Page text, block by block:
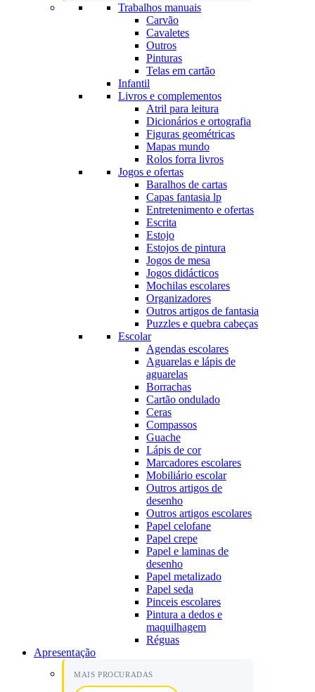
Trabalhos manuais
Carvão
Cavaletes
Outros
Pinturas
Telas em cartão
Infantil
Livros e complementos
Atril para leitura
Dicionários e ortografia
Figuras geométricas
Mapas mundo
Rolos forra livros
Jogos e ofertas
Baralhos de cartas
Capas fantasia lp
Entretenimento e ofertas
Escrita
Estojo
Estojos de pintura
Jogos de mesa
Jogos didácticos
Mochilas escolares
Organizadores
Outros artigos de fantasia
Puzzles e quebra cabeças
Escolar
Agendas escolares
Aguarelas e lápis de
aguarelas
Borrachas
Cartão ondulado
Ceras
Compassos
Guache
Lápis de cor
Marcadores escolares
Mobiliário escolar
Outros artigos de
desenho
Outros artigos escolares
Papel celofane
Papel crepe
Papel e laminas de
desenho
Papel metalizado
Papel seda
Pinceis escolares
Pintura a dedos e
maquilhagem
Réguas
Apresentação
MAIS PROCURADAS